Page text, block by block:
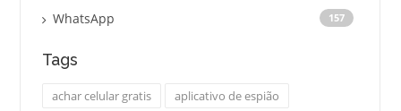
WhatsApp 157
Tags
achar celular gratis
aplicativo de espião